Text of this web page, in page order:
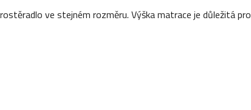
ve stejném rozměru. Výška matrace je důležitá pro